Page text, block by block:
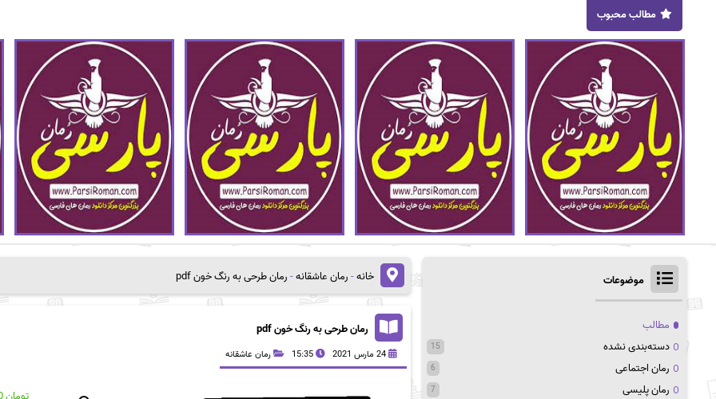
مطالب محبوب
خانه-رمان عاشقانه-رمان طرحی به رنگ خون pdf
رمان طرحی به رنگ خون pdf
24 مارس 2021 15:35 رمان عاشقانه
موضوعات
مطالب
دسته‌بندی نشده
15
رمان اجتماعی 6
رمان پلیسی 7